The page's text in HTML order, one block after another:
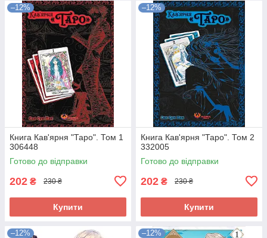
–12%
Книга Кав'ярня "Таро". Том 1
306448
Готово до відправки
202 ₴ 230 ₴
Купити
–12%
Книга Кав'ярня "Таро". Том 2
332005
Готово до відправки
202 ₴ 230 ₴
Купити
–12% –12%